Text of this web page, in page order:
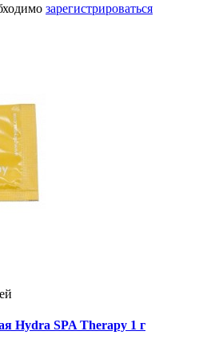
зарегистрироваться
Hydra SPA Therapy 1 г